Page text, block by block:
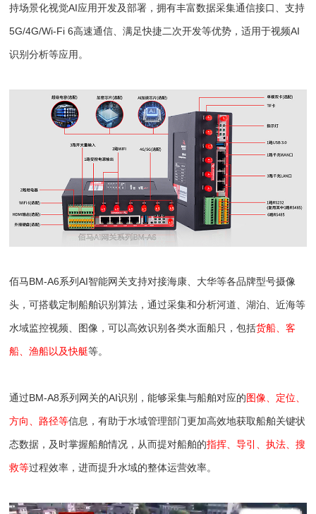
持场景化视觉AI应用开发及部署，拥有丰富数据采集通信接口、支持
5G/4G/Wi-Fi 6高速通信、满足快捷二次开发等优势，适用于视频AI
识别分析等应用。
佰马BM-A6系列AI智能网关支持对接海康、大华等各品牌型号摄像
头，可搭载定制船舶识别算法，通过采集和分析河道、湖泊、近海等
水域监控视频、图像，可以高效识别各类水面船只，包括货船、客
船、渔船以及快艇等。
通过BM-A8系列网关的AI识别，能够采集与船舶对应的图像、定位、
方向、路径等信息，有助于水域管理部门更加高效地获取船舶关键状
态数据，及时掌握船舶情况，从而提对船舶的指挥、导引、执法、搜
救等过程效率，进而提升水域的整体运营效率。